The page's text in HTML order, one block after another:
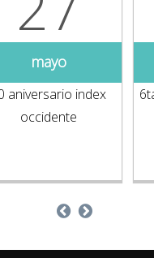
junio
Asamblea ordinaria